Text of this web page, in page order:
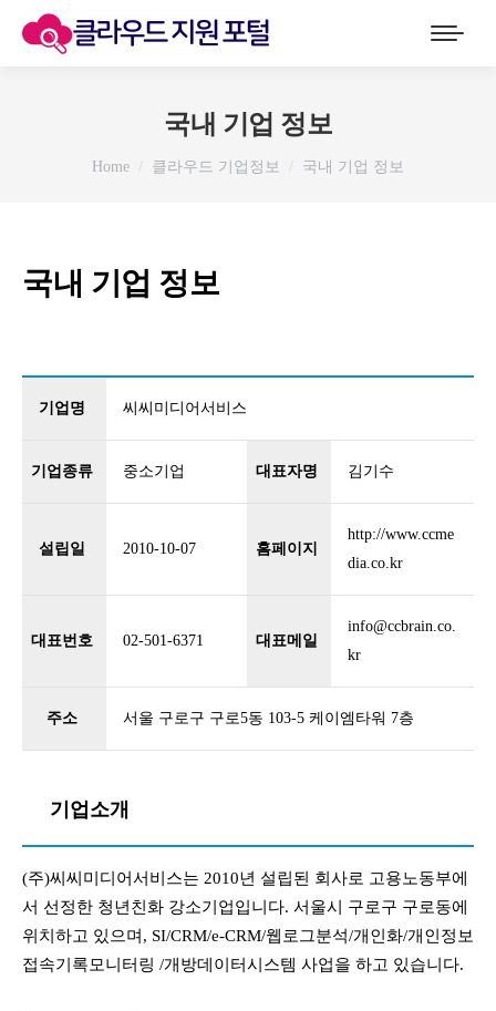
국내 기업 정보
You are here:
Home 클라우드 기업정보 국내 기업 정보
국내 기업 정보
기업명 씨씨미디어서비스
기업종류 중소기업 대표자명 김기수
설립일 2010-10-07 홈페이지
http://www.ccme
dia.co.kr
대표번호 02-501-6371 대표메일
info@ccbrain.co.
kr
주소 서울 구로구 구로5동 103-5 케이엠타워 7층
기업소개
(주)씨씨미디어서비스는 2010년 설립된 회사로 고용노동부에
서 선정한 청년친화 강소기업입니다. 서울시 구로구 구로동에
위치하고 있으며, SI/CRM/e-CRM/웹로그분석/개인화/개인정보
접속기록모니터링 /개방데이터시스템 사업을 하고 있습니다.